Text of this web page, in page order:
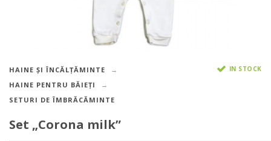
HAINE ȘI ÎNCĂLȚĂMINTE
HAINE PENTRU BĂIEȚI
SETURI DE ÎMBRĂCĂMINTE
IN STOCK
Set „Corona milk”